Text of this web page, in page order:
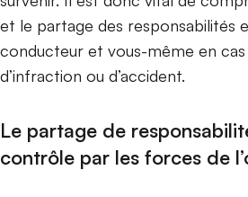
et le partage des responsabilités
conducteur et vous-même en
d’infraction ou d’accident.
Le partage de
contrôle par les forces de